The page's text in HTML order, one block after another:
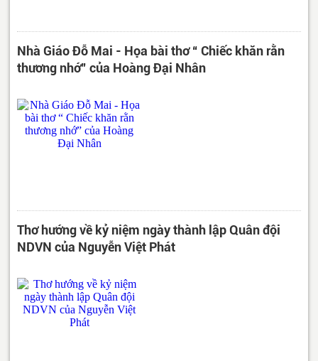
Nhà Giáo Đỗ Mai - Họa bài thơ “ Chiếc khăn rằn
thương nhớ” của Hoàng Đại Nhân
Thơ hướng về kỷ niệm ngày thành lập Quân đội
NDVN của Nguyễn Việt Phát